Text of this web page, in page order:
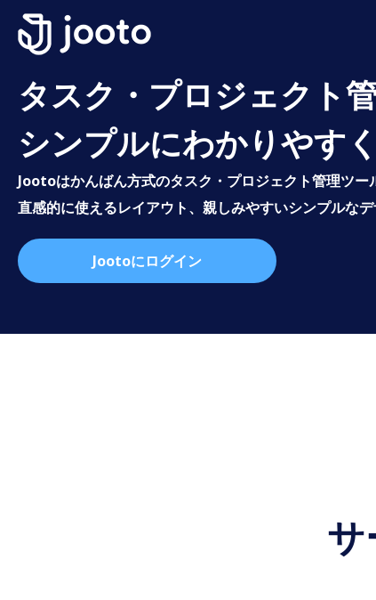
タスク・プロジェクト
シンプルにわかりやすく
Jootoはかんばん方式のタスク・プロジェクト管理ツー
直感的に使えるレイアウト、親しみやすいシンプルなデ
Jootoにログイン